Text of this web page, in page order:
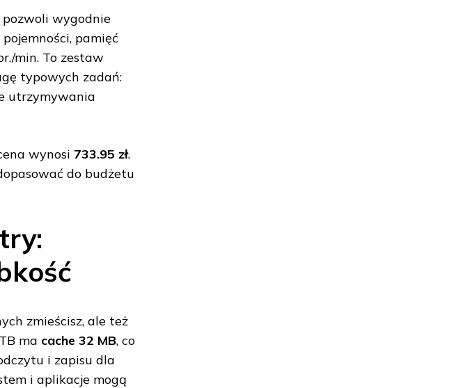
pozwoli wygodnie
pamięć
min. To zestaw
typowych zadań:
utrzymywania
wynosi 733.95 zł.
do budżetu
zmieścisz, ale też
ma cache 32 MB, co
i zapisu dla
i aplikacje mogą